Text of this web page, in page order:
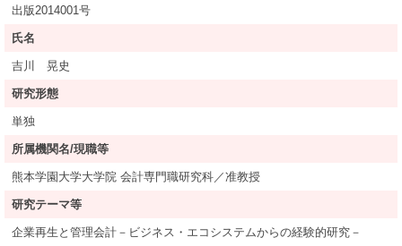
出版2014001号
氏名
吉川 晃史
研究形態
単独
所属機関名/現職等
熊本学園大学大学院 会計専門職研究科／准教授
研究テーマ等
企業再生と管理会計－ビジネス・エコシステムからの経験的研究－